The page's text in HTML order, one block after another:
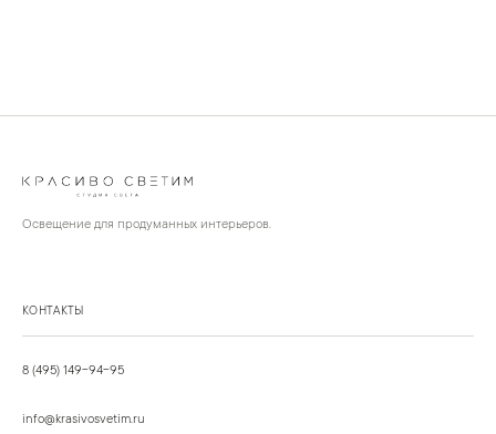
Освещение для продуманных интерьеров.
КОНТАКТЫ
8 (495) 149-94-95
info@krasivosvetim.ru